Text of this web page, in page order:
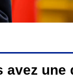
avez une